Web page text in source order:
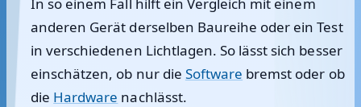
anderen Gerät derselben Baureihe oder ein Test
in verschiedenen Lichtlagen. So lässt sich besser
einschätzen, ob nur die Software bremst oder ob
die Hardware nachlässt.